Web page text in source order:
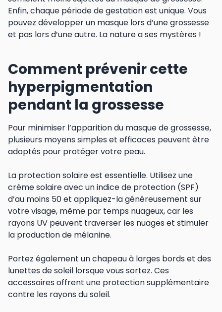
Enfin, chaque période de gestation est unique. Vous
pouvez développer un masque lors d’une grossesse
et pas lors d’une autre. La nature a ses mystères !
Comment prévenir cette
hyperpigmentation
pendant la grossesse
Pour minimiser l’apparition du masque de grossesse,
plusieurs moyens simples et efficaces peuvent être
adoptés pour protéger votre peau.
La protection solaire est essentielle. Utilisez une
crème solaire avec un indice de protection (SPF)
d’au moins 50 et appliquez-la généreusement sur
votre visage, même par temps nuageux, car les
rayons UV peuvent traverser les nuages et stimuler
la production de mélanine.
Portez également un chapeau à larges bords et des
lunettes de soleil lorsque vous sortez. Ces
accessoires offrent une protection supplémentaire
contre les rayons du soleil.